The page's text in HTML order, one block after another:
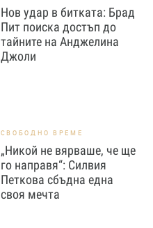
Нов удар в битката: Брад
Пит поиска достъп до
тайните на Анджелина
Джоли
СВОБОДНО ВРЕМЕ
„Никой не вярваше, че ще
го направя“: Силвия
Петкова сбъдна една
своя мечта